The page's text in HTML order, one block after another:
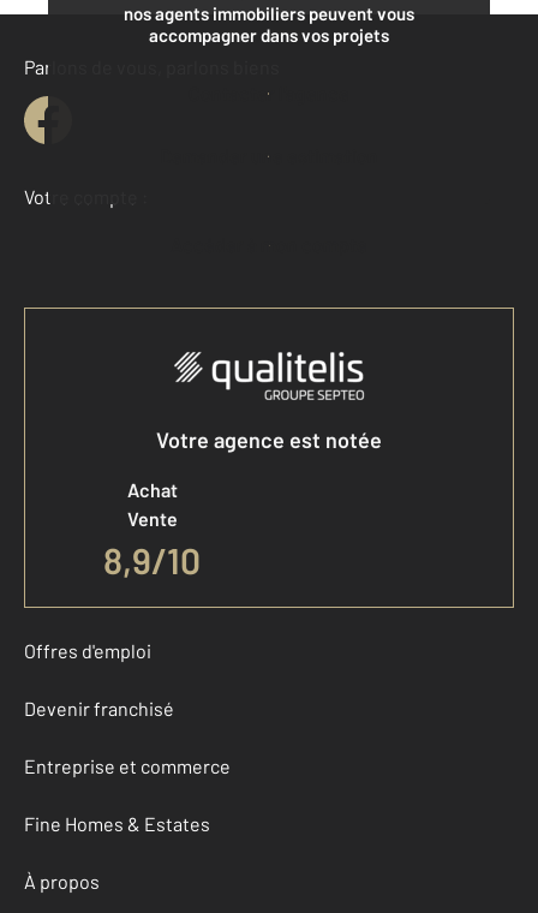
nos agents immobiliers peuvent vous
accompagner dans vos projets
Contacter l'agence
Demander une estimation
Parlons de vous, parlons biens
Votre compte :
Accéder à mon compte
Votre agence est notée
Achat
Vente
8,9/10
Offres d'emploi
Devenir franchisé
Entreprise et commerce
Fine Homes & Estates
À propos